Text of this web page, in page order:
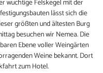
wuchtige Felskegel mit der
lässt sich die
größten und ältesten Burg
besuchen wir Nemea. Die
Ebene voller Weingärten
Weine bekannt. Dort
zum Hotel.